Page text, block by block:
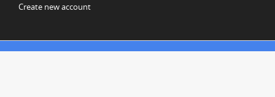
Create new account